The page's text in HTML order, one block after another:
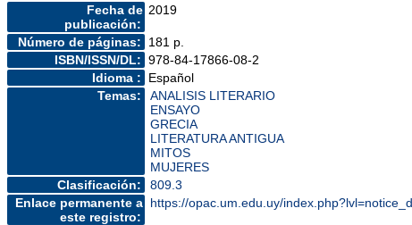
Fecha de
publicación:
2019
Número de páginas:
181 p.
ISBN/ISSN/DL: 978-84-17866-08-2
Idioma :
Español
Temas:
ANALISIS LITERARIO
ENSAYO
GRECIA
LITERATURA ANTIGUA
MITOS
MUJERES
Clasificación:
809.3
Enlace permanente a
este registro:
https://opac.um.edu.uy/